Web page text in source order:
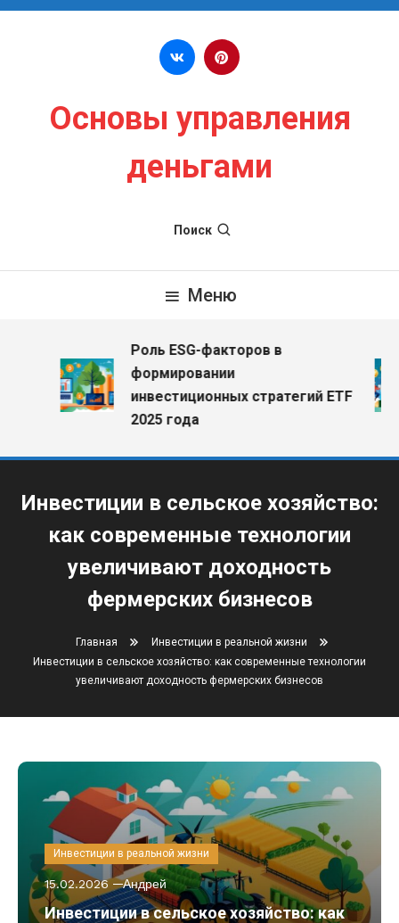
Перейти к содержимому
Основы управления
деньгами
Поиск
Меню
Роль ESG-факторов в
формировании
инвестиционных стратегий ETF
2025 года
Инвестиции в сельское хозяйство:
как современные технологии
увеличивают доходность
фермерских бизнесов
Главная
Инвестиции в реальной жизни
Инвестиции в сельское хозяйство: как современные технологии
увеличивают доходность фермерских бизнесов
Инвестиции в реальной жизни
15.02.2026 Андрей
Инвестиции в сельское хозяйство: как